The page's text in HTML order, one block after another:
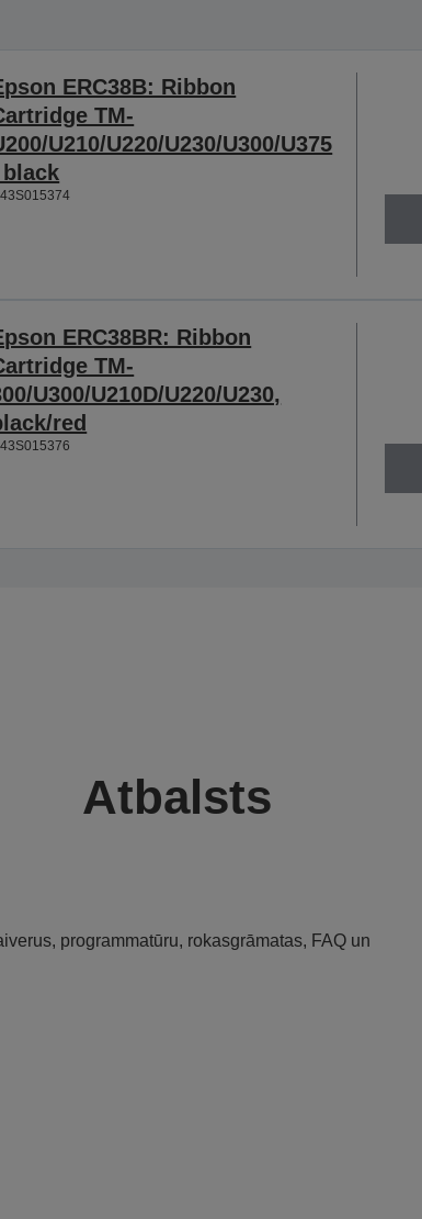
ERC38B: Ribbon
TM-
U210/U220/U230/U300/U375
black
ERC38BR: Ribbon
TM-
U300/U210D/U220/U230,
red
Atbalsts
programmatūru, rokasgrāmatas, FAQ un